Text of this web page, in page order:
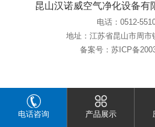
昆山汉诺威空气净化设备
电话： 0512-
地址：江苏省昆山市周市
备案号： 苏ICP备
电话咨询 产品展示